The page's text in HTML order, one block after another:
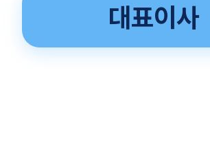
대표이사